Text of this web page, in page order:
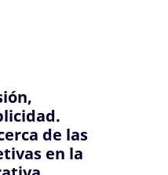
de las
en la